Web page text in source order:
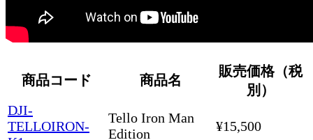
商品コード 商品名
販売価格（税
別）
DJI-
TELLOIRON-
Tello Iron Man
Edition
¥15,500